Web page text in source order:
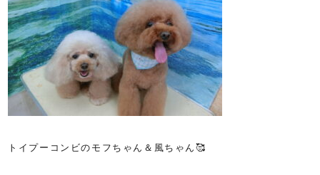
トイプーコンビのモフちゃん＆風ちゃん🥰